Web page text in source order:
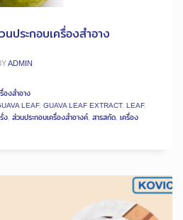
ประกอบเครื่องสำอาง
ADMIN
องสำอาง
LEAF, GUAVA LEAF EXTRACT, LEAF,
ง, ส่วนประกอบเครื่องสำอางค์, สารสกัด, เครื่อง